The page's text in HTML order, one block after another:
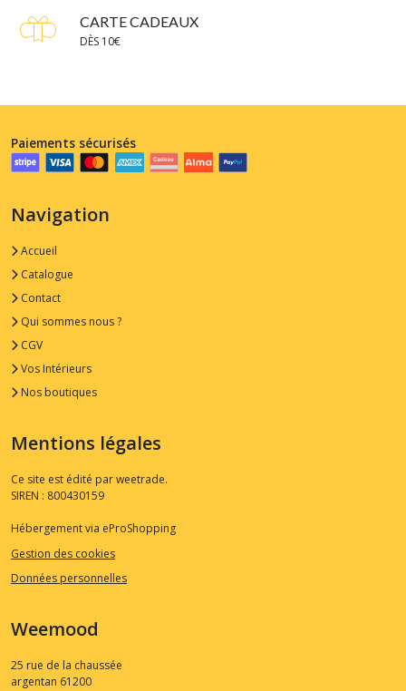
CARTE CADEAUX
DÈS 10€
Paiements sécurisés
Navigation
Accueil
Catalogue
Contact
Qui sommes nous ?
CGV
Vos Intérieurs
Nos boutiques
Mentions légales
Ce site est édité par weetrade.
SIREN : 800430159
Hébergement via eProShopping
Gestion des cookies
Données personnelles
Weemood
25 rue de la chaussée
argentan 61200